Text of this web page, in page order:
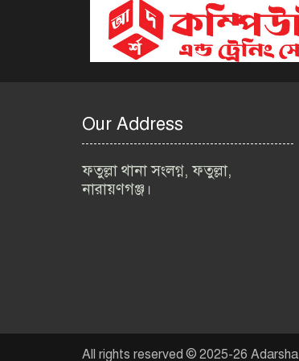
Our Address
ফতুল্লা থানা সংলগ্ন, ফতুল্লা,
নারায়ণগঞ্জ।
All rights reserved © 2025-26 Adarsha